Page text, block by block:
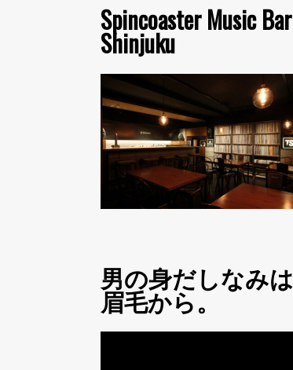
Spincoaster Music Bar
Shinjuku
男の身だしなみは
眉毛から。